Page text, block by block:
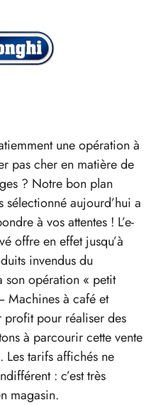
une opération à
pas cher en matière de
? Notre bon plan
sélectionné aujourd’hui a
à vos attentes ! L’e-
offre en effet jusqu’à
invendus du
son opération « petit
Machines à café et
profit pour réaliser des
à parcourir cette vente
Les tarifs affichés ne
: c’est très
magasin.